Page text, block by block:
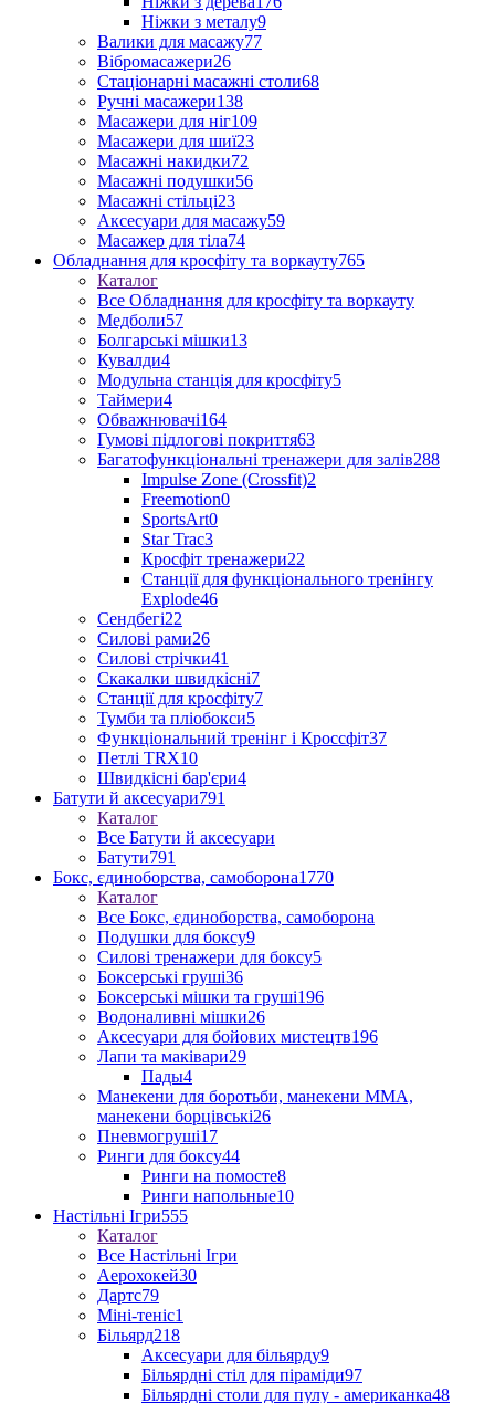
Ніжки з металу9
Валики для масажу77
Вібромасажери26
Стаціонарні масажні столи68
Ручні масажери138
Масажери для ніг109
Масажери для шиї23
Масажні накидки72
Масажні подушки56
Масажні стільці23
Аксесуари для масажу59
Масажер для тіла74
Обладнання для кросфіту та воркауту765
Каталог
Все Обладнання для кросфіту та воркауту
Медболи57
Болгарські мішки13
Кувалди4
Модульна станція для кросфіту5
Таймери4
Обважнювачі164
Гумові підлогові покриття63
Багатофункціональні тренажери для залів288
Impulse Zone (Crossfit)2
Freemotion0
SportsArt0
Star Trac3
Кросфіт тренажери22
Станції для функціонального тренінгу
Explode46
Сендбегі22
Силові рами26
Силові стрічки41
Скакалки швидкісні7
Станції для кросфіту7
Тумби та пліобокси5
Функціональний тренінг і Кроссфіт37
Петлі TRX10
Швидкісні бар'єри4
Батути й аксесуари791
Каталог
Все Батути й аксесуари
Батути791
Бокс, єдиноборства, самоборона1770
Каталог
Все Бокс, єдиноборства, самоборона
Подушки для боксу9
Силові тренажери для боксу5
Боксерські груші36
Боксерські мішки та груші196
Водоналивні мішки26
Аксесуари для бойових мистецтв196
Лапи та маківари29
Пады4
Манекени для боротьби, манекени ММА,
манекени борцівські26
Пневмогруші17
Ринги для боксу44
Ринги на помосте8
Ринги напольные10
Настільні Ігри555
Каталог
Все Настільні Ігри
Аерохокей30
Дартс79
Міні-теніс1
Більярд218
Аксесуари для більярду9
Більярдні стіл для піраміди97
Більярдні столи для пулу - американка48